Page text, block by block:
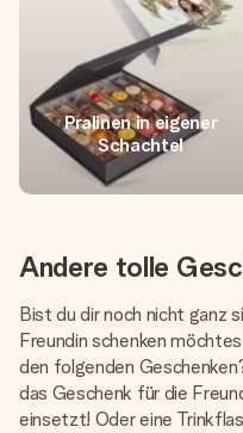
Pralinen in eigener
Schachtel
Andere tolle
Bist du dir noch nicht ganz
Freundin schenken
den folgenden
das Geschenk für die
einsetzt! Oder eine